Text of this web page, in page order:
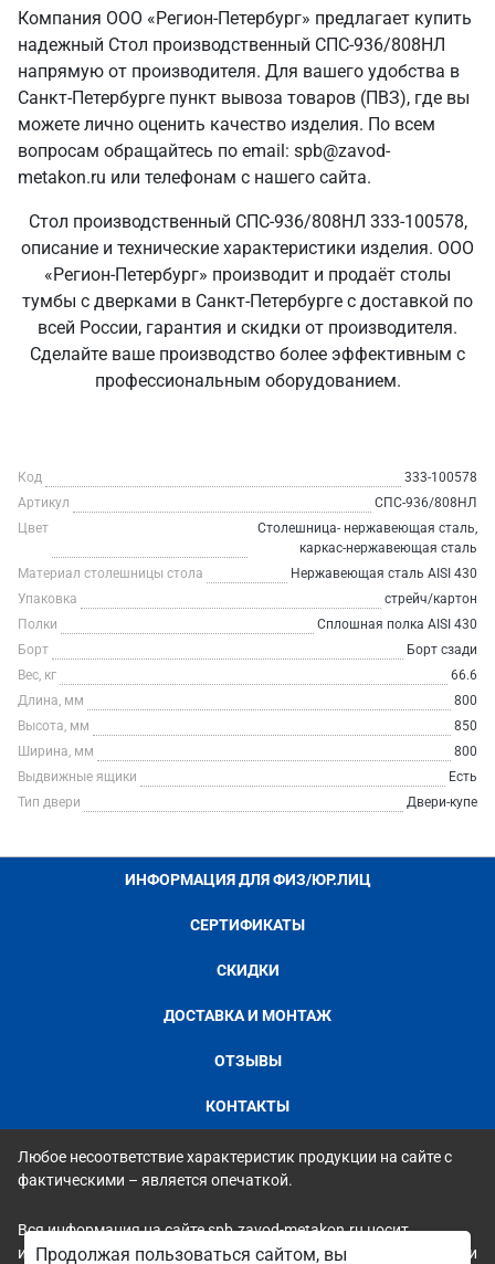
Компания ООО «Регион-Петербург» предлагает купить
надежный Стол производственный СПС-936/808НЛ
напрямую от производителя. Для вашего удобства в
Санкт‑Петербурге пункт вывоза товаров (ПВЗ), где вы
можете лично оценить качество изделия. По всем
вопросам обращайтесь по email: spb@zavod-
metakon.ru или телефонам с нашего сайта.
Стол производственный СПС-936/808НЛ 333-100578,
описание и технические характеристики изделия. ООО
«Регион-Петербург» производит и продаёт столы
тумбы с дверками в Санкт‑Петербурге с доставкой по
всей России, гарантия и скидки от производителя.
Сделайте ваше производство более эффективным с
профессиональным оборудованием.
Код
333-100578
Артикул
СПС-936/808НЛ
Цвет
Столешница- нержавеющая сталь,
каркас-нержавеющая сталь
Материал столешницы стола
Нержавеющая сталь AISI 430
Упаковка
стрейч/картон
Полки
Сплошная полка AISI 430
Борт
Борт сзади
Вес, кг
66.6
Длина, мм
800
Высота, мм
850
Ширина, мм
800
Выдвижные ящики
Есть
Тип двери
Двери-купе
ИНФОРМАЦИЯ ДЛЯ ФИЗ/ЮР.ЛИЦ
СЕРТИФИКАТЫ
СКИДКИ
ДОСТАВКА И МОНТАЖ
ОТЗЫВЫ
КОНТАКТЫ
Любое несоответствие характеристик продукции на сайте с
фактическими – является опечаткой.
Вся информация на сайте spb.zavod-metakon.ru носит
исключительно ознакомительный и справочный характер и ни
Продолжая пользоваться сайтом, вы